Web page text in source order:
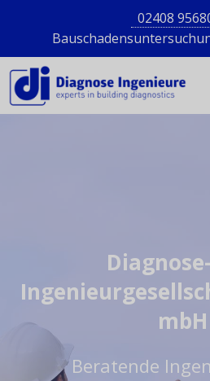
springen
02408
mbH
Beratende